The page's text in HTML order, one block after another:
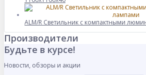
ALM/R Светильник с компактными
Производители
Будьте в курсе!
Новости, обзоры и акции